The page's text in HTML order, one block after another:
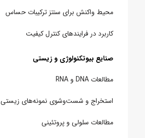
محیط واکنش برای سنتز ترکیبات حساس
کاربرد در فرایندهای کنترل کیفیت
صنایع بیوتکنولوژی و زیستی
مطالعات DNA و RNA
استخراج و شست‌وشوی نمونه‌های زیستی
مطالعات سلولی و پروتئینی